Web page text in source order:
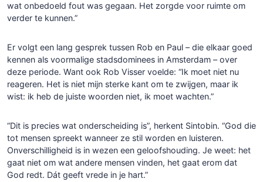
wat onbedoeld fout was gegaan. Het zorgde voor ruimte om
verder te kunnen.”
Er volgt een lang gesprek tussen Rob en Paul – die elkaar goed
kennen als voormalige stadsdominees in Amsterdam – over
deze periode. Want ook Rob Visser voelde: “Ik moet niet nu
reageren. Het is niet mijn sterke kant om te zwijgen, maar ik
wist: ik heb de juiste woorden niet, ik moet wachten.”
“Dit is precies wat onderscheiding is”, herkent Sintobin. “God die
tot mensen spreekt wanneer ze stil worden en luisteren.
Onverschilligheid is in wezen een geloofshouding. Je weet: het
gaat niet om wat andere mensen vinden, het gaat erom dat
God redt. Dát geeft vrede in je hart.”